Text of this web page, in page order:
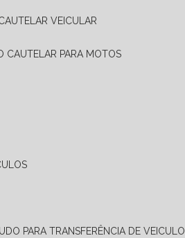
VEICULAR
CAUTELAR PARA MOTOS
PARA TRANSFERÊNCIA DE VEICULO